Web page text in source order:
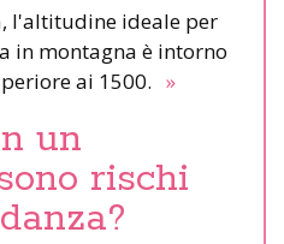
l'altitudine ideale per
in montagna è intorno
ai 1500. »
un
rischi